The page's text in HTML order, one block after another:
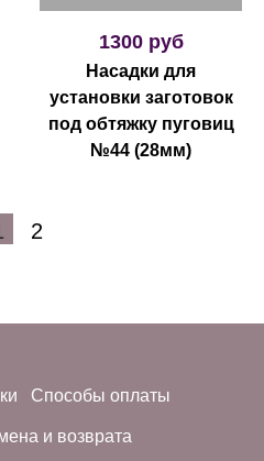
1300 руб
Насадки для
установки заготовок
под обтяжку пуговиц
№44 (28мм)
2
Способы оплаты
и возврата